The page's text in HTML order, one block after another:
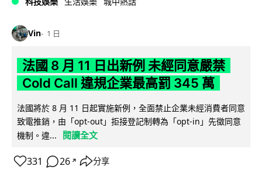
Vin 1 日
法國 8 月 11 日出新例 未經同意嚴禁
Cold Call 違規企業最高罰 345 萬
法國將於 8 月 11 日起實施新例，全面禁止企業未經消費者同意
致電推銷，由「opt-out」拒接登記制轉為「opt-in」先徵同意
機制。違...
閱讀全文
331 26 ↗ 分享